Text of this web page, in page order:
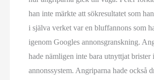
han inte märkte att sökresultatet som
i själva verket var en bluffannons som
igenom Googles annons­granskning.
hade nämligen inte bara utnyttjat brister
annonssystem. Angriparna hade också